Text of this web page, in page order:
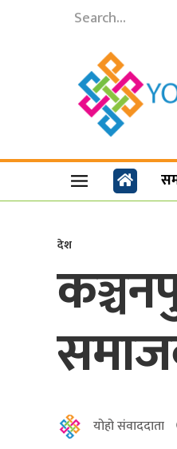
देश
योहो संवाददाता